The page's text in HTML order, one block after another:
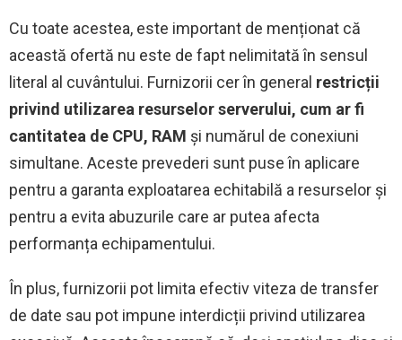
Cu toate acestea, este important de menționat că
această ofertă nu este de fapt nelimitată în sensul
literal al cuvântului. Furnizorii cer în general restricții
privind utilizarea resurselor serverului, cum ar fi
cantitatea de CPU, RAM și numărul de conexiuni
simultane. Aceste prevederi sunt puse în aplicare
pentru a garanta exploatarea echitabilă a resurselor și
pentru a evita abuzurile care ar putea afecta
performanța echipamentului.
În plus, furnizorii pot limita efectiv viteza de transfer
de date sau pot impune interdicții privind utilizarea